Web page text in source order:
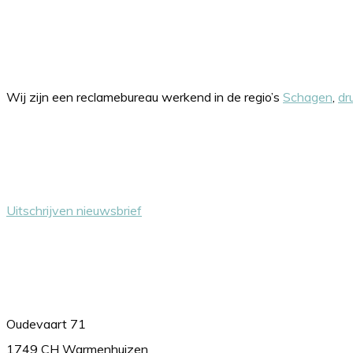
Wij zijn een reclamebureau werkend in de regio’s Schagen
Uitschrijven nieuwsbrief
Oudevaart 71
1749 CH Warmenhuizen